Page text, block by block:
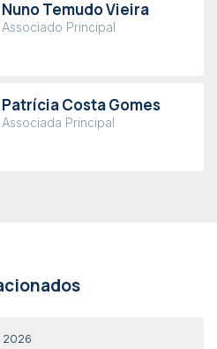
Nuno Temudo Vieira
Associado Principal
Patrícia Costa Gomes
Associada Principal
2026